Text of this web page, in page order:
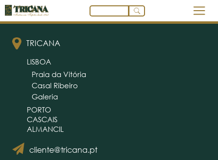
TRICANA
cliente@tricana.pt
LISBOA
Praia da Vitória
Casal Ribeiro
Galeria
PORTO
CASCAIS
ALMANCIL